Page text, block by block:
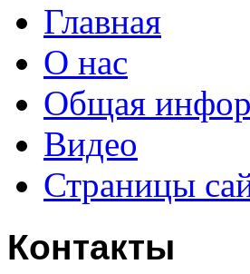
Главная
О нас
Общая
Видео
Страницы
Контакты